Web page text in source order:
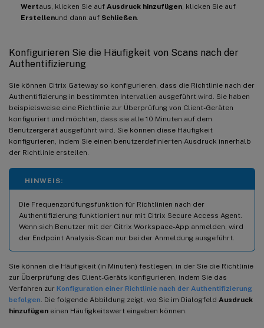
Wertaus, klicken Sie auf Ausdruck hinzufügen , klicken Sie auf
Erstellenund dann auf Schließen
Konfigurieren Sie die Häufigkeit von Scans nach der
Authentifizierung
Sie können Citrix Gateway so konfigurieren, dass die Richtlinie nach der
Authentifizierung in bestimmten Intervallen ausgeführt wird. Sie haben
beispielsweise eine Richtlinie zur Überprüfung von Client-Geräten
konfiguriert und möchten, dass sie alle 10 Minuten auf dem
Benutzergerät ausgeführt wird. Sie können diese Häufigkeit
konfigurieren, indem Sie einen benutzerdefinierten Ausdruck innerhalb
der Richtlinie erstellen.
HINWEIS:
Die Frequenzprüfungsfunktion für Richtlinien nach der
Authentifizierung funktioniert nur mit Citrix Secure Access Agent.
Wenn sich Benutzer mit der Citrix Workspace-App anmelden, wird
der Endpoint Analysis-Scan nur bei der Anmeldung ausgeführt.
Sie können die Häufigkeit (in Minuten) festlegen, in der Sie die Richtlinie
zur Überprüfung des Client-Geräts konfigurieren, indem Sie das
Verfahren zur Konfiguration einer Richtlinie nach der Authentifizierung
befolgen . Die folgende Abbildung zeigt, wo Sie im Dialogfeld Ausdruck
hinzufügen einen Häufigkeitswert eingeben können.